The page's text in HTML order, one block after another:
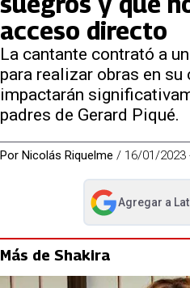
acceso directo
La cantante contrató a
para realizar obras en su
impactarán
padres de Gerard Piqué.
Por Nicolás Riquelme / 16/01/2023
Agregar a
abre en nueva
Más de Shakira